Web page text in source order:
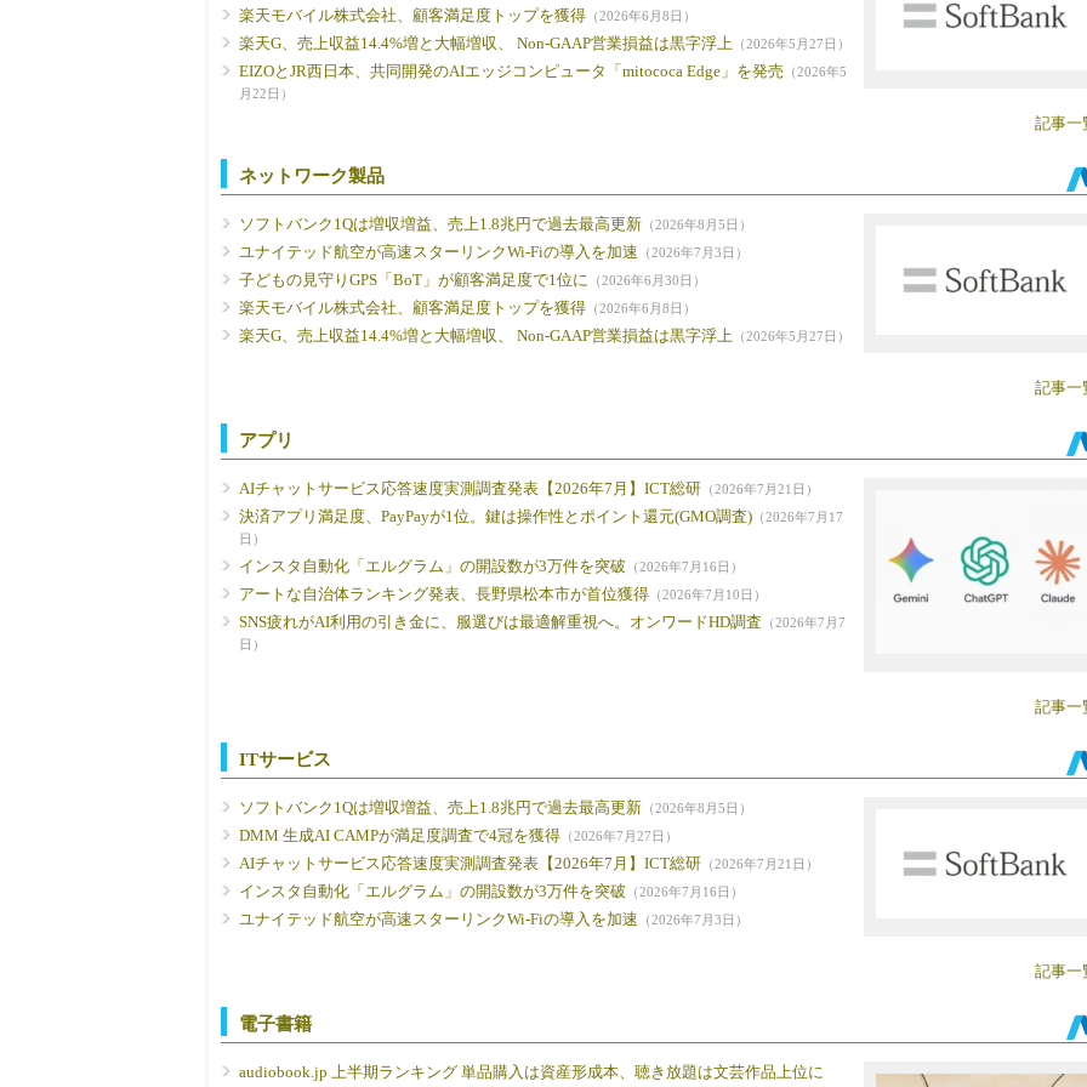
楽天モバイル株式会社、顧客満足度トップを獲得 （2026年6月8日）
楽天G、売上収益14.4%増と大幅増収、 Non-GAAP営業損益は黒字浮上 （2026年5月27日）
EIZOとJR西日本、共同開発のAIエッジコンピュータ「mitococa Edge」を発売 （2026年5
月22日）
記事一
ネットワーク製品
ソフトバンク1Qは増収増益、売上1.8兆円で過去最高更新 （2026年8月5日）
ユナイテッド航空が高速スターリンクWi-Fiの導入を加速 （2026年7月3日）
子どもの見守りGPS「BoT」が顧客満足度で1位に （2026年6月30日）
楽天モバイル株式会社、顧客満足度トップを獲得 （2026年6月8日）
楽天G、売上収益14.4%増と大幅増収、 Non-GAAP営業損益は黒字浮上 （2026年5月27日）
記事一
アプリ
AIチャットサービス応答速度実測調査発表【2026年7月】ICT総研 （2026年7月21日）
決済アプリ満足度、PayPayが1位。鍵は操作性とポイント還元(GMO調査) （2026年7月17
日）
インスタ自動化「エルグラム」の開設数が3万件を突破 （2026年7月16日）
アートな自治体ランキング発表、長野県松本市が首位獲得 （2026年7月10日）
SNS疲れがAI利用の引き金に、服選びは最適解重視へ。オンワードHD調査 （2026年7月7
日）
記事一
ITサービス
ソフトバンク1Qは増収増益、売上1.8兆円で過去最高更新 （2026年8月5日）
DMM 生成AI CAMPが満足度調査で4冠を獲得 （2026年7月27日）
AIチャットサービス応答速度実測調査発表【2026年7月】ICT総研 （2026年7月21日）
インスタ自動化「エルグラム」の開設数が3万件を突破 （2026年7月16日）
ユナイテッド航空が高速スターリンクWi-Fiの導入を加速 （2026年7月3日）
記事一
電子書籍
audiobook.jp 上半期ランキング 単品購入は資産形成本、聴き放題は文芸作品上位に